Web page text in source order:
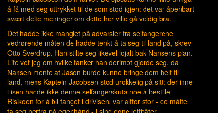
å få med seg uttrykket til de som stod igjen: det var åpenbart
svært delte meninger om dette her ville gå veldig bra.
Det hadde ikke manglet på advarsler fra selfangerene
vedrørende måten de hadde tenkt å ta seg til land på, skrev
Otto Sverdrup. Han stilte seg likevel lojalt bak Nansens plan.
Lite vet jeg om hvilke tanker han derimot gjorde seg, da
Nansen mente at Jason burde kunne bringe dem helt til
land, mens Kaptein Jacobsen stod urokkelig på sitt: der inne
i isen hadde ikke denne selfangerskuta noe å bestille.
Risikoen for å bli fanget i drivisen, var altfor stor - de måtte
ta seg herfra på egenhånd - i sine egne lettbåter.